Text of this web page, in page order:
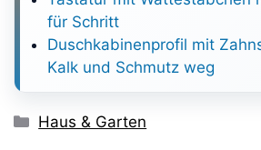
für Schritt
Duschkabinenprofil mit
Kalk und Schmutz weg
Kategorien
Haus & Garten